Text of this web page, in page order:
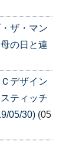
ザ・マン
の日と連
デザイン
ティッチ
05/30) (05